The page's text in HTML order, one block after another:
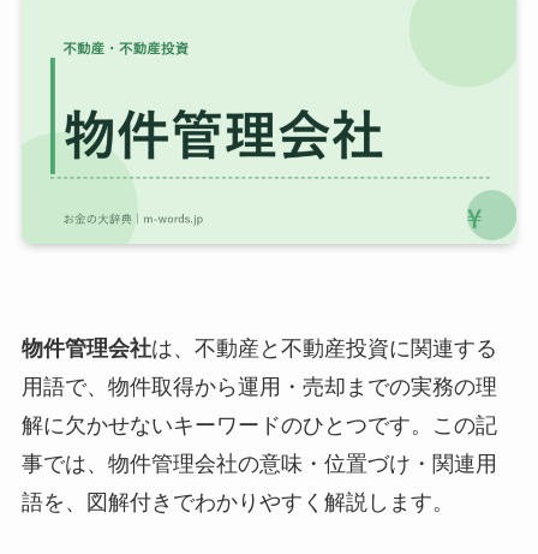
物件管理会社は、不動産と不動産投資に関連する
用語で、物件取得から運用・売却までの実務の理
解に欠かせないキーワードのひとつです。この記
事では、物件管理会社の意味・位置づけ・関連用
語を、図解付きでわかりやすく解説します。